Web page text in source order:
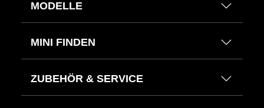
MODELLE
MINI FINDEN
ZUBEHÖR & SERVICE